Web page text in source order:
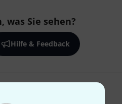
was Sie sehen?
Hilfe & Feedback